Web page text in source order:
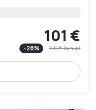
101 €
-28% 140 €la nuit